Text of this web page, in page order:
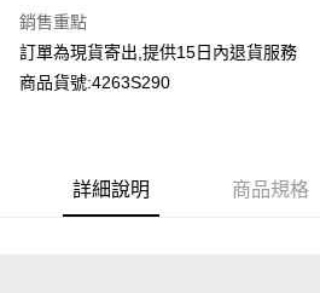
Google Pay
運送方式
付款後全家取貨
每筆NT$80，滿NT$2,000(含以上)免運費
銷售重點
訂單為現貨寄出,提供15日內退貨服務
商品貨號:4263S290
詳細說明 商品規格